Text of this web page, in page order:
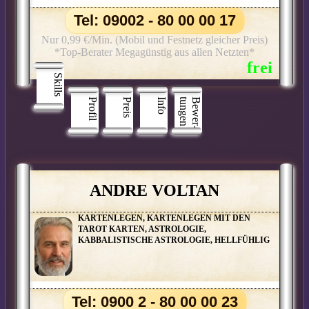
Skills
Profil
Preis Info B
e
w
e
r
­
t
u
n
g
e
n
Tel: 09002 - 80 00 00 17
Nur 0,99 €/Min. (Mobil und Festnetz gleicher Preis)
*Top-Berater Megagünstig aus allen Netzten*
ANDRE VOLTAN
KARTENLEGEN, KARTENLEGEN MIT DEN
TAROT KARTEN, ASTROLOGIE,
KABBALISTISCHE ASTROLOGIE, HELLFÜHLIG
Tel: 0900 2 - 80 00 00 23